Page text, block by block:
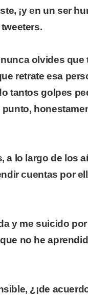
¡y en un ser
olvides
retrate esa
tantos golpes
a lo largo de los
cuentas por
y me suicido
no he
¿¡de